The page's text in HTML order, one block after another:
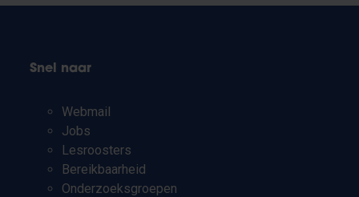
Snel naar
Webmail
Jobs
Lesroosters
Bereikbaarheid
Onderzoeksgroepen